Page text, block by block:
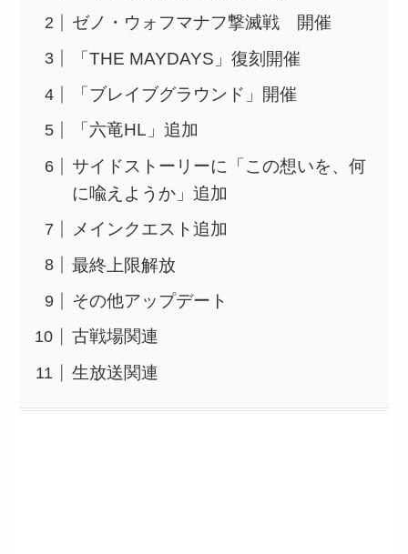
ゼノ・ウォフマナフ撃滅戦 開催
「THE MAYDAYS」復刻開催
「ブレイブグラウンド」開催
「六竜HL」追加
サイドストーリーに「この想いを、何
に喩えようか」追加
メインクエスト追加
最終上限解放
その他アップデート
古戦場関連
生放送関連